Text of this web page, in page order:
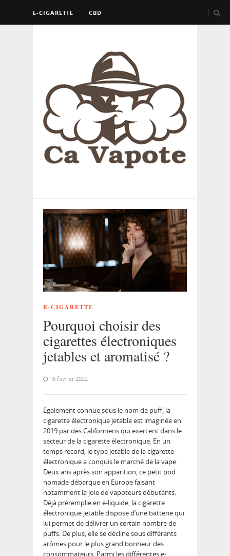
E-CIGARETTE CBD
E-CIGARETTE
Pourquoi choisir des
cigarettes électroniques
jetables et aromatisé ?
16 février 2022
Également connue sous le nom de puff, la
cigarette électronique jetable est imaginée en
2019 par des Californiens qui exercent dans le
secteur de la cigarette électronique. En un
temps record, le type jetable de la cigarette
électronique a conquis le marché de la vape.
Deux ans après son apparition, ce petit pod
nomade débarque en Europe faisant
notamment la joie de vapoteurs débutants.
Déjà préremplie en e-liquide, la cigarette
électronique jetable dispose d’une batterie qui
lui permet de délivrer un certain nombre de
puffs. De plus, elle se décline sous différents
arômes pour le plus grand bonheur des
consommateurs. Parmi les différentes e-